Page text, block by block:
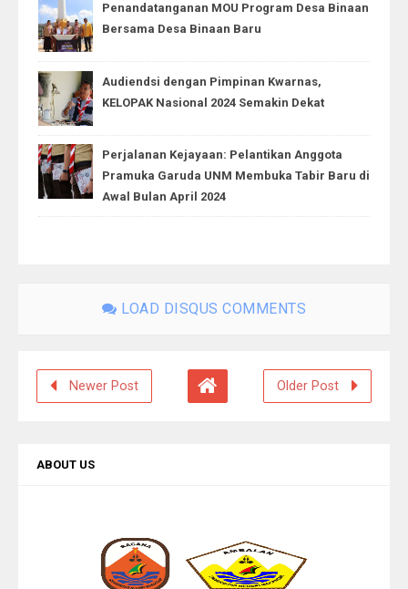
Penandatanganan MOU Program Desa Binaan
Bersama Desa Binaan Baru
Audiendsi dengan Pimpinan Kwarnas,
KELOPAK Nasional 2024 Semakin Dekat
Perjalanan Kejayaan: Pelantikan Anggota
Pramuka Garuda UNM Membuka Tabir Baru di
Awal Bulan April 2024
LOAD DISQUS COMMENTS
Newer Post Older Post
ABOUT US